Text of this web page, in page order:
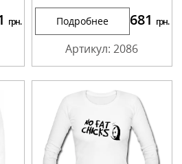
грн. Подробнее 681 грн.
Артикул: 2086